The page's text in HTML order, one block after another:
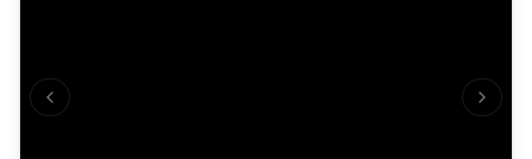
Previous slide Next